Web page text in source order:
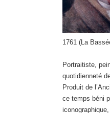
1761 (La
Portraitiste,
quotidienneté
Produit de
ce temps béni